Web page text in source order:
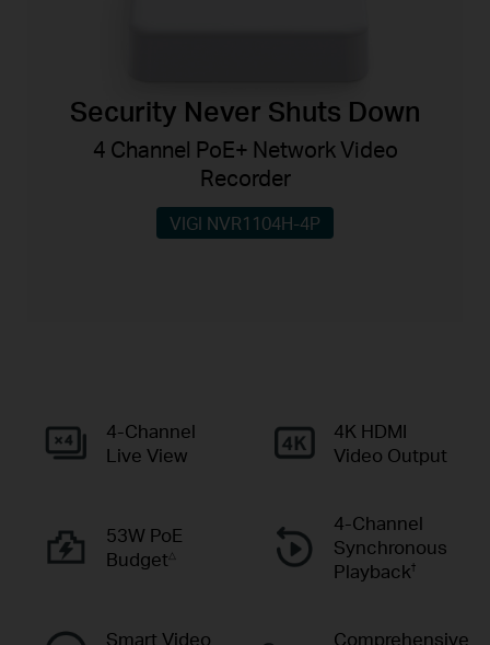
Security Never Shuts Down
VIGI NVR1104H-4P
4 Channel PoE+ Network Video
Recorder
4-Channel
Live View
4K HDMI
Video Output
53W PoE
Budget △
4-Channel
Synchronous
Playback†
Smart Video Comprehensive